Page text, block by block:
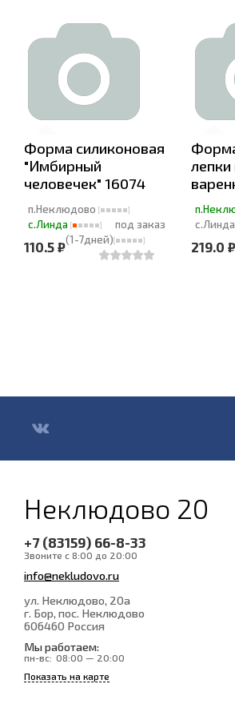
Форма силиконовая
"Имбирный
человечек" 16074
п.Неклюдово
с.Линда
под заказ
(1-7дней)
110.5 ₽
лепки
с.Линда
219.0 ₽
Неклюдово 20
+7 (83159) 66-8-33
Звоните с 8:00 до 20:00
info@nekludovo.ru
ул. Неклюдово, 20а
г. Бор, пос. Неклюдово
606460 Россия
Мы работаем:
пн-вс: 08:00 — 20:00
Показать на карте